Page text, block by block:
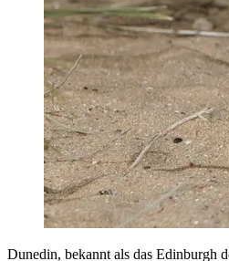
Dunedin, bekannt als das Edinburgh